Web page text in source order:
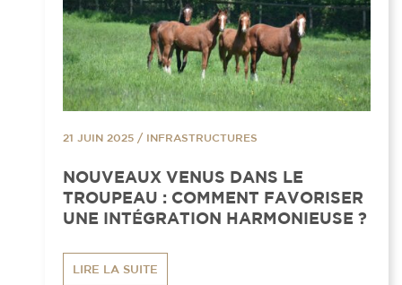
21 JUIN 2025 / INFRASTRUCTURES
NOUVEAUX VENUS DANS LE
TROUPEAU : COMMENT FAVORISER
UNE INTÉGRATION HARMONIEUSE ?
LIRE LA SUITE